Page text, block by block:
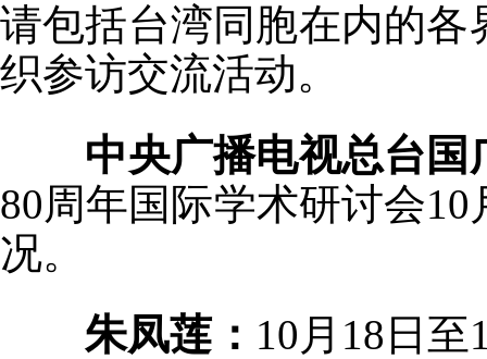
请包括台湾同胞在内的
织参访交流活动。
中央广播电视总台
80周年国际学术研讨会
况。
朱凤莲： 10月18日